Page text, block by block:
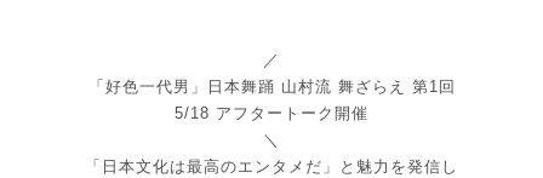
／
「好色一代男」日本舞踊 山村流 舞ざらえ 第1回
5/18 アフタートーク開催
＼
「日本文化は最高のエンタメだ」と魅力を発信し